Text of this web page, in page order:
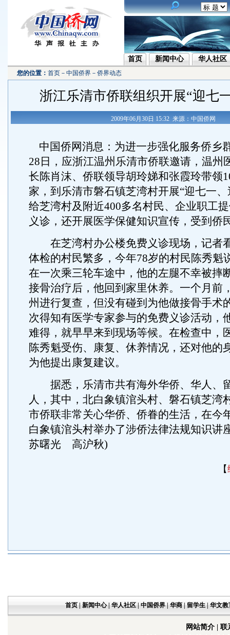
首页 新闻中心 华人社区
您的位置： 首页 － 中国侨界 － 侨界动态
浙江乐清市侨联组织开展“迎七
2009年06月30日 15:32 来源：中国侨网
中国侨网消息：为进一步强化服务侨乡
28日，应浙江温州乐清市侨联邀请，温州
长陈肖沫、侨联领导胡玲娣和张霞玲带领
家，到乐清市磐石镇芝湾村开展“迎七一
给芝湾村及附近400多名村民、企业职工
义诊，还开展医学保健知识宣传，受到侨
在芝湾村办公楼免费义诊现场，记者
体检的村民繁多，今年78岁的村民陈秀魁
在一次乘三轮车途中，他的左腿不幸被摔
接骨治疗后，他回到家里休养。一个月前
州进行复查，但没有碰到为他做接骨手术
次得知有医学专家参与的免费义诊活动，
难得，就早早来到现场等候。在检查中，
陈秀魁受伤、康复、休养情况，还对他的
为他提出康复建议。
据悉，乐清市共有海外华侨、华人、
人，其中，北白象镇涫头村、磐石镇芝湾
市侨联非常关心华侨、侨眷的生活，在今
白象镇涫头村举办了涉侨法律法规知识讲
苏曙光 高沪秋)
【
首页| 新闻中心| 华人社区| 中国侨界| 华商| 留学生| 华文教
网站简介| 联